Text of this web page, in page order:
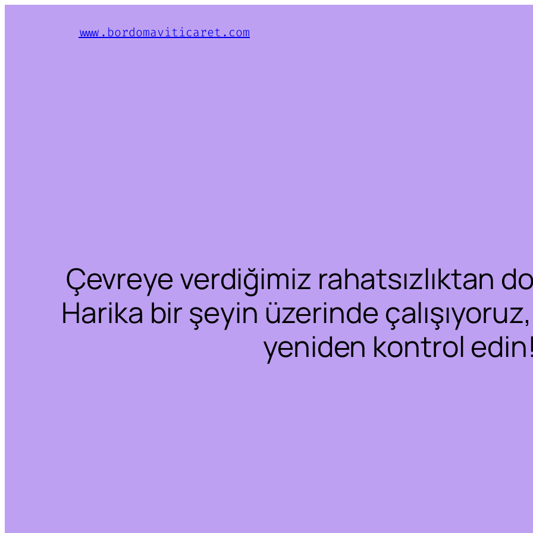
www.bordomaviticaret.com
Çevreye verdiğimiz rahatsızlıktan
Harika bir şeyin üzerinde
yeniden kontrol edin!